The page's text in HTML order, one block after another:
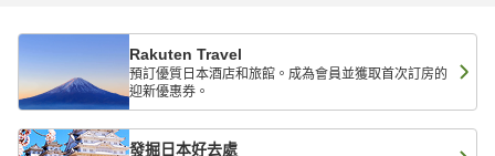
Rakuten Travel
預訂優質日本酒店和旅館。成為會員並獲取首次訂房的
迎新優惠券。
發掘日本好去處